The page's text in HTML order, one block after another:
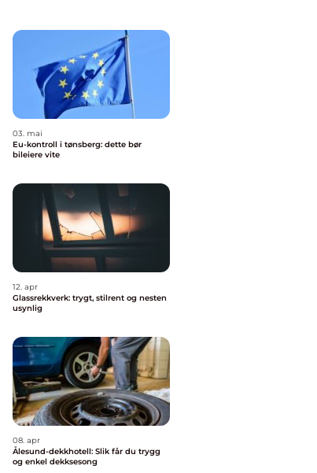
03. mai
Eu-kontroll i tønsberg: dette bør
bileiere vite
12. apr
Glassrekkverk: trygt, stilrent og nesten
usynlig
08. apr
Ålesund-dekkhotell: Slik får du trygg
og enkel dekksesong